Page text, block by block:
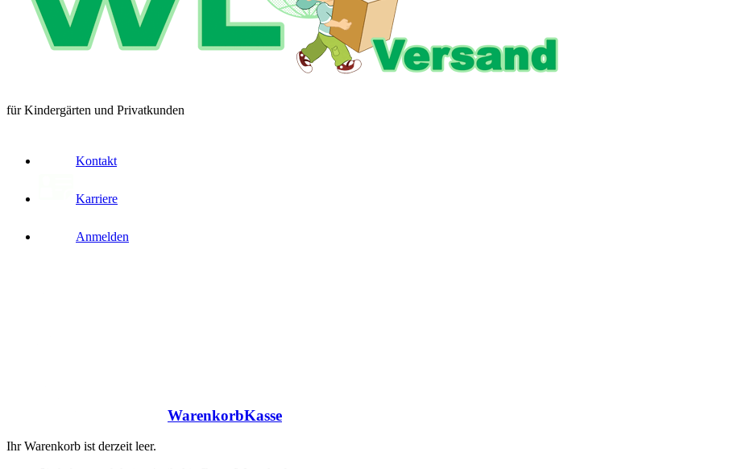
für Kindergärten und Privatkunden
Kontakt
Karriere
Anmelden
WarenkorbKasse
Ihr Warenkorb ist derzeit leer.